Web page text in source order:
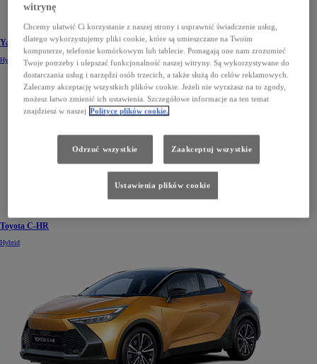
Yaris Cross
Hybrid
Toyota C-HR
Hybrid
witrynę
Chcemy ułatwić Ci korzystanie z naszej strony i usprawnić świadczenie usług,
dlatego wykorzystujemy pliki cookie, które są umieszczane na Twoim
komputerze, telefonie komórkowym lub tablecie. Pomagają one nam zrozumieć
Twoje potrzeby i ulepszać funkcjonalność naszej witryny. Są wykorzystywane do
dostarczania usług i narzędzi osób trzecich, a także służą do celów reklamowych.
Zalecamy akceptację wszystkich plików cookie. Jeżeli nie wyrażasz na to zgody,
możesz łatwo zmienić ich ustawienia. Szczegółowe informacje na ten temat
znajdziesz w naszej Polityce plików cookie.
Odrzuć wszystkie Zaakceptuj wszystkie
Ustawienia plików cookie